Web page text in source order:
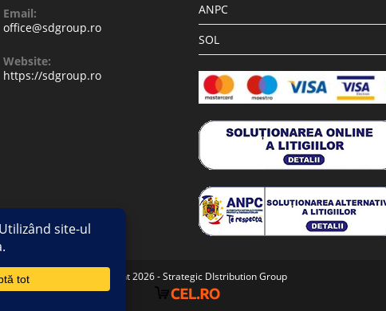
Email:
office@sdgroup.ro
Website:
https://sdgroup.ro
ANPC
SOL
Copyright 2026 - Strategic DIstribution Group